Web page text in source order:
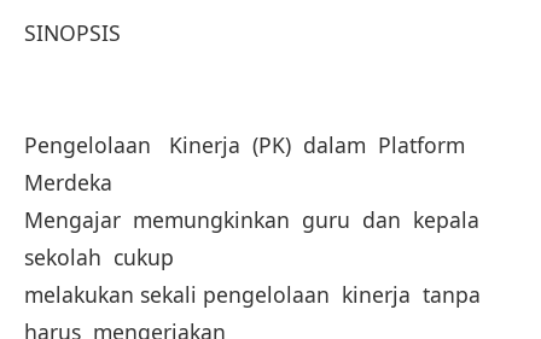
SINOPSIS
Pengelolaan Kinerja (PK) dalam Platform
Merdeka
Mengajar memungkinkan guru dan kepala
sekolah cukup
melakukan sekali pengelolaan kinerja tanpa
harus mengerjakan